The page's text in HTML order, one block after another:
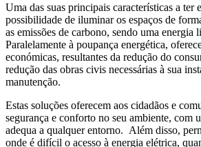
Uma das suas principais características a ter
possibilidade de iluminar os espaços de
as emissões de carbono, sendo uma energia
Paralelamente à poupança energética,
económicas, resultantes da redução do
redução das obras civis necessárias à sua
manutenção.
Estas soluções oferecem aos cidadãos e
segurança e conforto no seu ambiente, com
adequa a qualquer entorno. Além disso,
onde é difícil o acesso à energia elétrica,